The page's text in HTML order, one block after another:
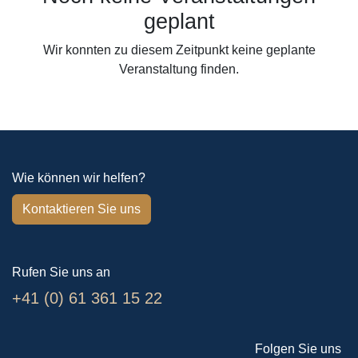
geplant
Wir konnten zu diesem Zeitpunkt keine geplante
Veranstaltung finden.
Wie können wir helfen?
Kontaktieren Sie uns
Rufen Sie uns an
+41 (0) 61 361 15 22
Folgen Sie uns